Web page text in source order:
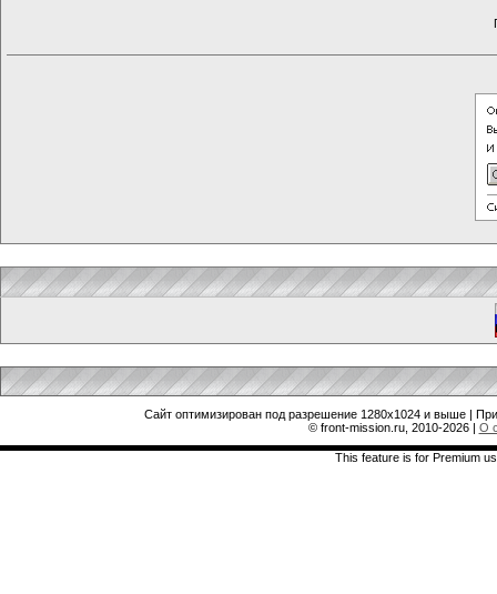
Сайт оптимизирован под разрешение 1280x1024 и выше |
© front-mission.ru, 2010-2026| О
This feature is for Premium